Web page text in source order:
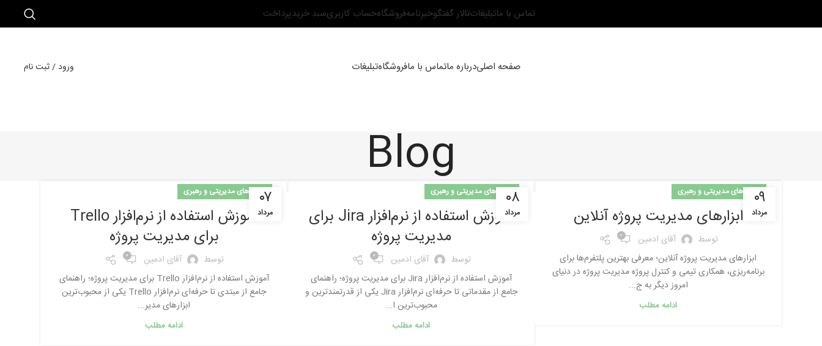
تماس با ماتبلیغاتتالار گفتگوخبرنامهفروشگاهحساب کاربریسبد خریدپرداخت
صفحه اصلیدرباره ماتماس با مافروشگاهتبلیغات ورود / ثبت نام
Blog
۰۹
مرداد
مهارت‌های مدیریتی و رهبری
ابزارهای مدیریت پروژه آنلاین
توسط آقای ادمین 0
ابزارهای مدیریت پروژه آنلاین؛ معرفی بهترین پلتفرم‌ها برای
برنامه‌ریزی، همکاری تیمی و کنترل پروژه مدیریت پروژه در دنیای
امروز دیگر به ج...
ادامه مطلب
۰۸
مرداد
مهارت‌های مدیریتی و رهبری
آموزش استفاده از نرم‌افزار Jira برای
مدیریت پروژه
توسط آقای ادمین 0
آموزش استفاده از نرم‌افزار Jira برای مدیریت پروژه؛ راهنمای
جامع از مقدماتی تا حرفه‌ای نرم‌افزار Jira یکی از قدرتمندترین و
محبوب‌ترین ا...
ادامه مطلب
۰۷
مرداد
مهارت‌های مدیریتی و رهبری
آموزش استفاده از نرم‌افزار Trello
برای مدیریت پروژه
توسط آقای ادمین 0
آموزش استفاده از نرم‌افزار Trello برای مدیریت پروژه؛ راهنمای
جامع از مبتدی تا حرفه‌ای نرم‌افزار Trello یکی از محبوب‌ترین
ابزارهای مدیر...
ادامه مطلب